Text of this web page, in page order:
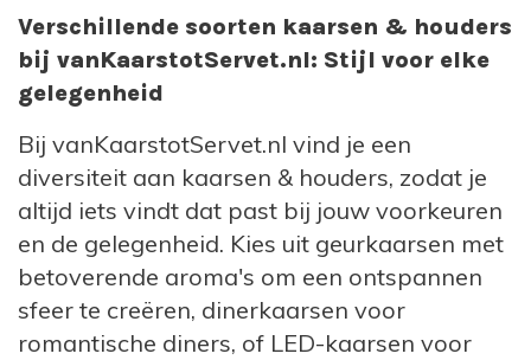
Verschillende soorten kaarsen & houders
bij vanKaarstotServet.nl: Stijl voor elke
gelegenheid
Bij vanKaarstotServet.nl vind je een
diversiteit aan kaarsen & houders, zodat je
altijd iets vindt dat past bij jouw voorkeuren
en de gelegenheid. Kies uit geurkaarsen met
betoverende aroma's om een ontspannen
sfeer te creëren, dinerkaarsen voor
romantische diners, of LED-kaarsen voor